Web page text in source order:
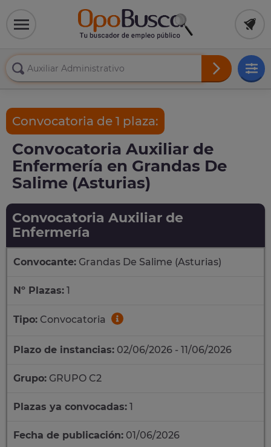
Convocatoria de 1 plaza:
Convocatoria Auxiliar de
Enfermería en Grandas De
Salime (Asturias)
Convocatoria Auxiliar de
Enfermería
Convocante: Grandas De Salime (Asturias)
Nº Plazas: 1
Tipo: Convocatoria
Plazo de instancias: 02/06/2026 - 11/06/2026
Grupo: GRUPO C2
Plazas ya convocadas: 1
Fecha de publicación: 01/06/2026